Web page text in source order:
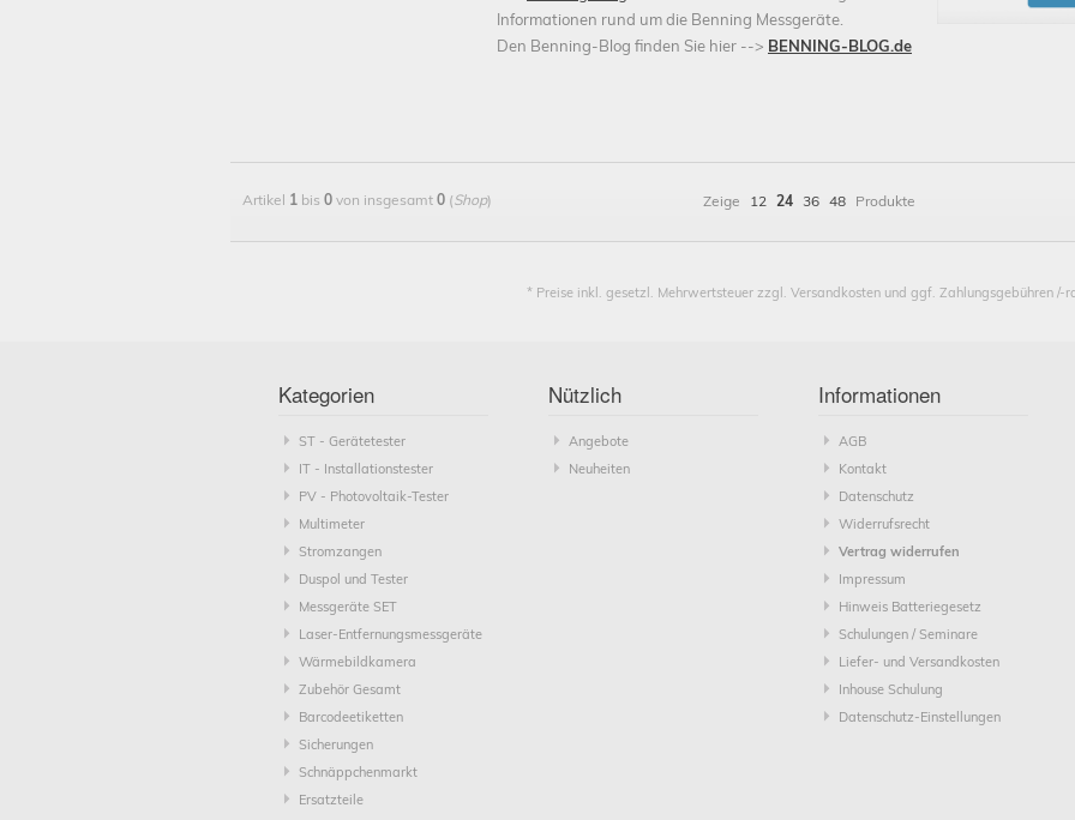
Informationen rund um die Benning Messgeräte.
Den Benning-Blog finden Sie hier --> BENNING-BLOG.de
Artikel 1 bis 0 von insgesamt 0 (Shop) Zeige 12 24 36 48 Produkte
* Preise inkl. gesetzl. Mehrwertsteuer zzgl. Versandkosten und ggf. Zahlungsgebühren /-
Kategorien
ST - Gerätetester
IT - Installationstester
PV - Photovoltaik-Tester
Multimeter
Stromzangen
Duspol und Tester
Messgeräte SET
Laser-Entfernungsmessgeräte
Wärmebildkamera
Zubehör Gesamt
Barcodeetiketten
Sicherungen
Schnäppchenmarkt
Ersatzteile
Nützlich
Angebote
Neuheiten
Informationen
AGB
Kontakt
Datenschutz
Widerrufsrecht
Vertrag widerrufen
Impressum
Hinweis Batteriegesetz
Schulungen / Seminare
Liefer- und Versandkosten
Inhouse Schulung
Datenschutz-Einstellungen